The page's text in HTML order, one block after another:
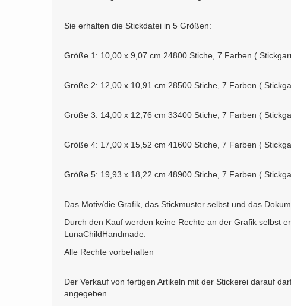
Sie erhalten die Stickdatei in 5 Größen:
Größe 1: 10,00 x 9,07 cm 24800 Stiche, 7 Farben (
Größe 2: 12,00 x 10,91 cm 28500 Stiche, 7 Farben (
Größe 3: 14,00 x 12,76 cm 33400 Stiche, 7 Farben (
Größe 4: 17,00 x 15,52 cm 41600 Stiche, 7 Farben (
Größe 5: 19,93 x 18,22 cm 48900 Stiche, 7 Farben (
Das Motiv/die Grafik, das Stickmuster selbst und das
Durch den Kauf werden keine Rechte an der Grafik selbst
LunaChildHandmade.
Alle Rechte vorbehalten
Der Verkauf von fertigen Artikeln mit der Stickerei darauf
angegeben.